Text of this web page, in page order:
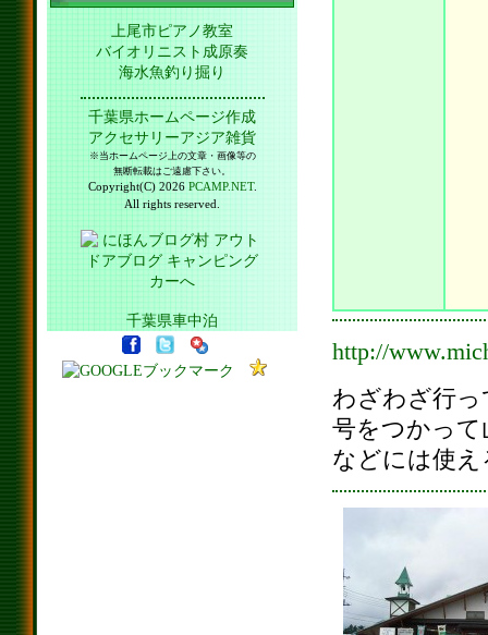
http://
わざわざ行
号をつかって
などには使
上尾市ピアノ教室
バイオリニスト成原奏
海水魚釣り掘り
千葉県ホームページ作成
アクセサリーアジア雑貨
※当ホームページ上の文章・画像等の
無断転載はご遠慮下さい。
Copyright(C) 2026 PCAMP.NET.
All rights reserved.
千葉県車中泊